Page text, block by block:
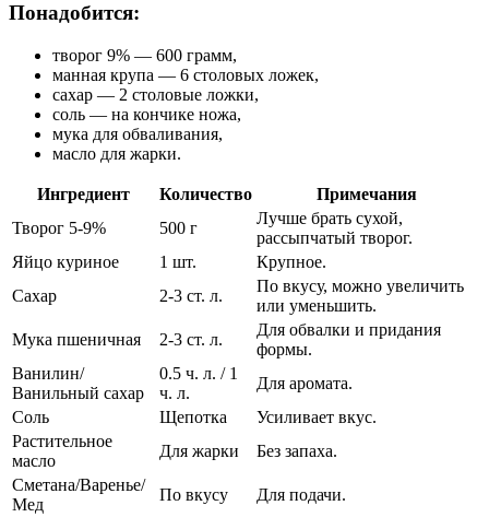
Понадобится:
творог 9% — 600 грамм,
манная крупа — 6 столовых ложек,
сахар — 2 столовые ложки,
соль — на кончике ножа,
мука для обваливания,
масло для жарки.
Ингредиент Количество
Примечания
Творог 5-9%
500 г
Лучше брать сухой,
рассыпчатый творог.
Яйцо куриное
1 шт.
Крупное.
Сахар
2-3 ст. л.
По вкусу, можно увеличить
или уменьшить.
Мука пшеничная
2-3 ст. л.
Для обвалки и придания
формы.
Ванилин/
Ванильный сахар
0.5 ч. л. / 1
ч. л.
Для аромата.
Соль
Щепотка
Усиливает вкус.
Растительное
масло
Для жарки
Без запаха.
Сметана/Варенье/
Мед
По вкусу Для подачи.